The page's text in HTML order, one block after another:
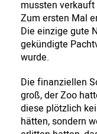
mussten
Zum ersten Mal
Die einzige gute
gekündigte
wurde.
Die finanziellen
groß, der Zoo
diese plötzlich
hätten, sondern